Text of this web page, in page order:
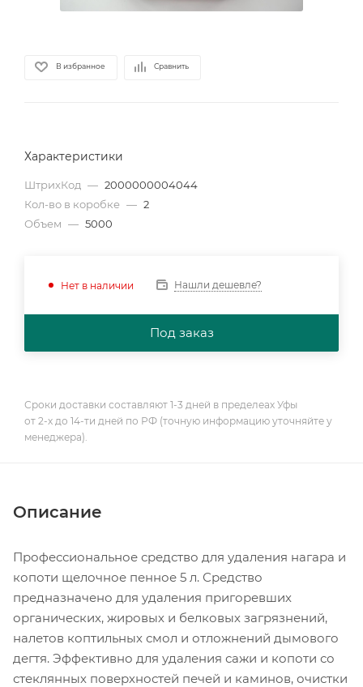
В избранное Сравнить
Характеристики
ШтрихКод — 2000000004044
Кол-во в коробке — 2
Объем — 5000
Нет в наличии Нашли дешевле?
Под заказ
Сроки доставки составляют 1-3 дней в пределеах Уфы
от 2-х до 14-ти дней по РФ (точную информацию уточняйте у
менеджера).
Описание
Профессиональное средство для удаления нагара и
копоти щелочное пенное 5 л. Средство
предназначено для удаления пригоревших
органических, жировых и белковых загрязнений,
налетов коптильных смол и отложнений дымового
дегтя. Эффективно для удаления сажи и копоти со
стеклянных поверхностей печей и каминов, очистки